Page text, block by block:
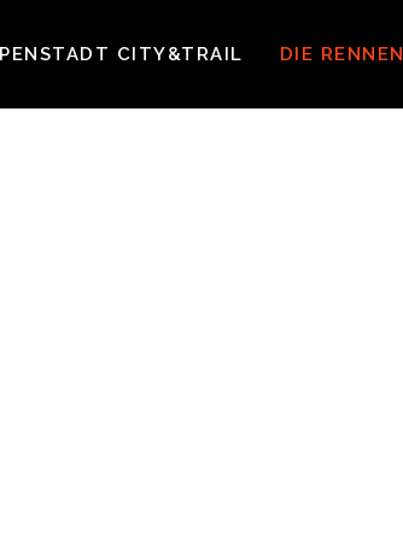
CITY&TRAIL DIE RENNEN